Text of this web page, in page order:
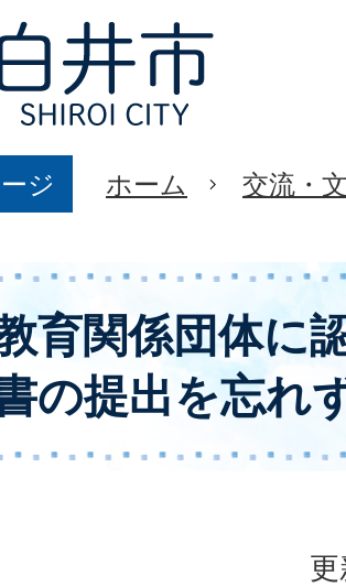
ジ ホーム 交流・
育関係団体に
の提出を忘れ